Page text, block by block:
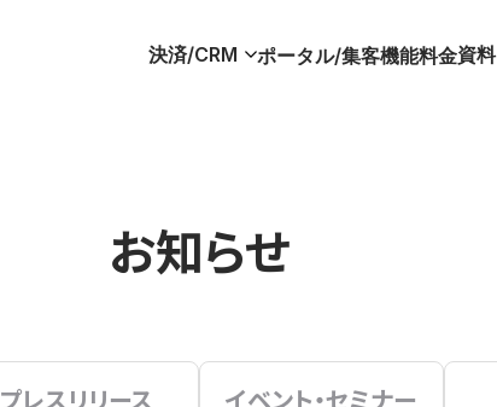
決済/CRM ポータル/集客機能料金資料
お知らせ
プレスリリース イベント・セミナー